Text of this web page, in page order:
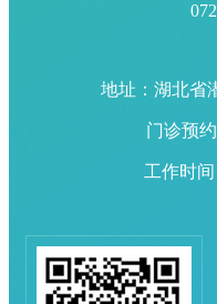
地址：湖北省
门诊预
工作时间